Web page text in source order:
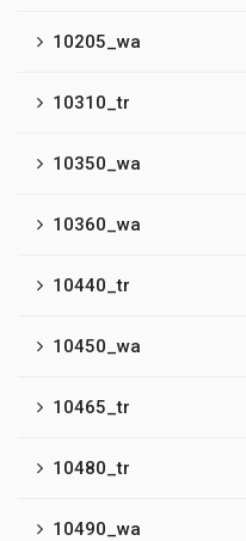
10205_wa
10310_tr
10350_wa
10360_wa
10440_tr
10450_wa
10465_tr
10480_tr
10490_wa